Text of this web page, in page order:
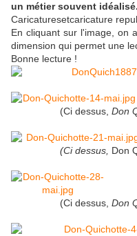
un métier souvent idéalisé.
Caricaturesetcaricature
En cliquant sur l'image, on
dimension qui permet une
Bonne lecture !
(Ci dessus, Don
(Ci dessus, Don
(Ci dessus, Don